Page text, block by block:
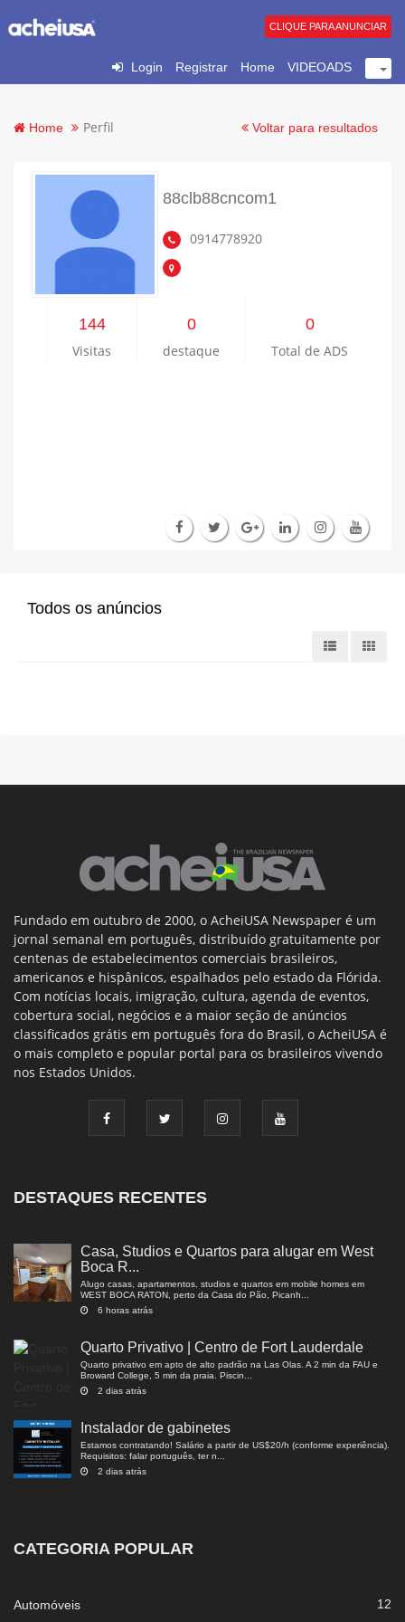
Login Registrar Home VIDEOADS
CLIQUE PARA ANUNCIAR
Home Perfil Voltar para resultados
88clb88cncom1
0914778920
144
Visitas
0
destaque
0
Total de ADS
Todos os anúncios
Fundado em outubro de 2000, o AcheiUSA Newspaper é um
jornal semanal em português, distribuído gratuitamente por
centenas de estabelecimentos comerciais brasileiros,
americanos e hispânicos, espalhados pelo estado da Flórida.
Com notícias locais, imigração, cultura, agenda de eventos,
cobertura social, negócios e a maior seção de anúncios
classificados grátis em português fora do Brasil, o AcheiUSA é
o mais completo e popular portal para os brasileiros vivendo
nos Estados Unidos.
DESTAQUES RECENTES
Casa, Studios e Quartos para alugar em West
Boca R...
Alugo casas, apartamentos, studios e quartos em mobile homes em
WEST BOCA RATON, perto da Casa do Pão, Picanh...
6 horas atrás
Quarto Privativo | Centro de Fort Lauderdale
Quarto privativo em apto de alto padrão na Las Olas. A 2 min da FAU e
Broward College, 5 min da praia. Piscin...
2 dias atrás
Instalador de gabinetes
Estamos contratando! Salário a partir de US$20/h (conforme experiência).
Requisitos: falar português, ter n...
2 dias atrás
CATEGORIA POPULAR
Automóveis 12